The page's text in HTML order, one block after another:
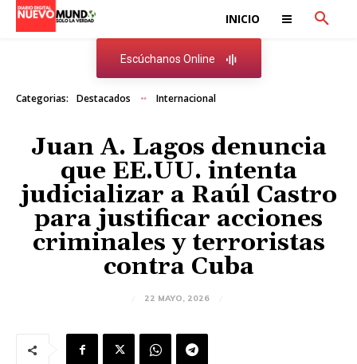
INICIO
Escúchanos Online
Categorias: Destacados Internacional
Juan A. Lagos denuncia
que EE.UU. intenta
judicializar a Raúl Castro
para justificar acciones
criminales y terroristas
contra Cuba
22 MAYO, 2026